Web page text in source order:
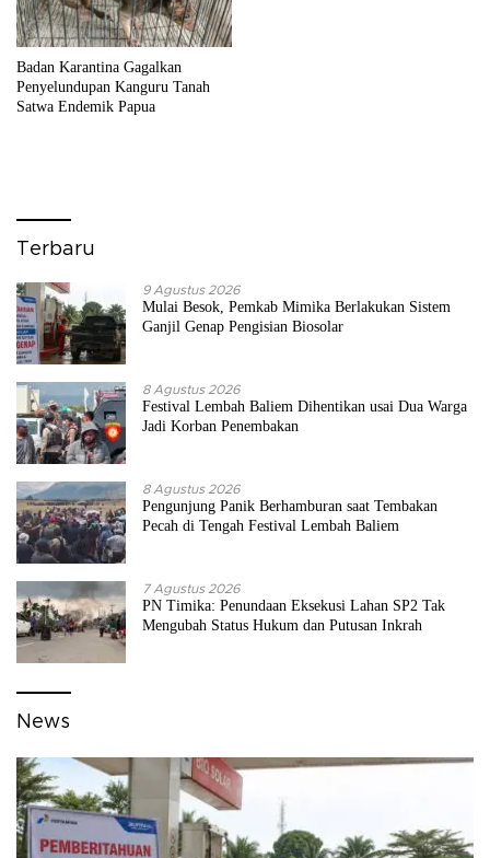
Badan Karantina Gagalkan
Penyelundupan Kanguru Tanah
Satwa Endemik Papua
Terbaru
9 Agustus 2026
Mulai Besok, Pemkab Mimika Berlakukan Sistem
Ganjil Genap Pengisian Biosolar
8 Agustus 2026
Festival Lembah Baliem Dihentikan usai Dua Warga
Jadi Korban Penembakan
8 Agustus 2026
Pengunjung Panik Berhamburan saat Tembakan
Pecah di Tengah Festival Lembah Baliem
7 Agustus 2026
PN Timika: Penundaan Eksekusi Lahan SP2 Tak
Mengubah Status Hukum dan Putusan Inkrah
News